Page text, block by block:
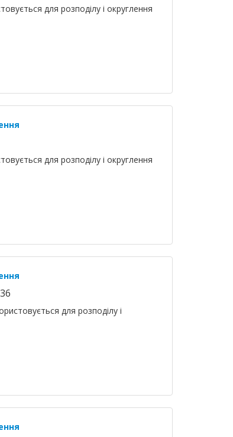
для розподілу і округлення
для розподілу і округлення
для розподілу і